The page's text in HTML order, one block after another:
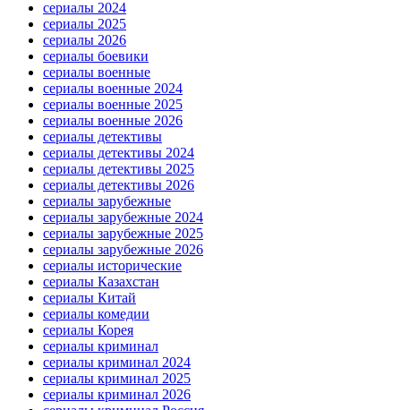
сериалы 2024
сериалы 2025
сериалы 2026
сериалы боевики
сериалы военные
сериалы военные 2024
сериалы военные 2025
сериалы военные 2026
сериалы детективы
сериалы детективы 2024
сериалы детективы 2025
сериалы детективы 2026
сериалы зарубежные
сериалы зарубежные 2024
сериалы зарубежные 2025
сериалы зарубежные 2026
сериалы исторические
сериалы Казахстан
сериалы Китай
сериалы комедии
сериалы Корея
сериалы криминал
сериалы криминал 2024
сериалы криминал 2025
сериалы криминал 2026